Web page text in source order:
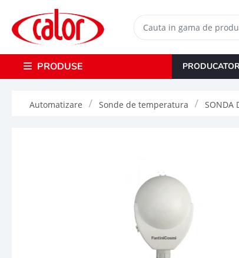
PRODUSE
Automatizare Sonde de temperatura SONDA